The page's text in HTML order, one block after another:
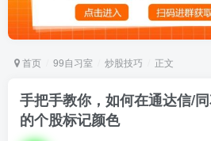
首页 99自习室 炒股技巧 正文
手把手教你，如何在通达信/
的个股标记颜色